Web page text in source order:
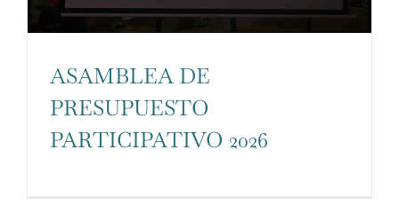
ASAMBLEA DE
PRESUPUESTO
PARTICIPATIVO 2026